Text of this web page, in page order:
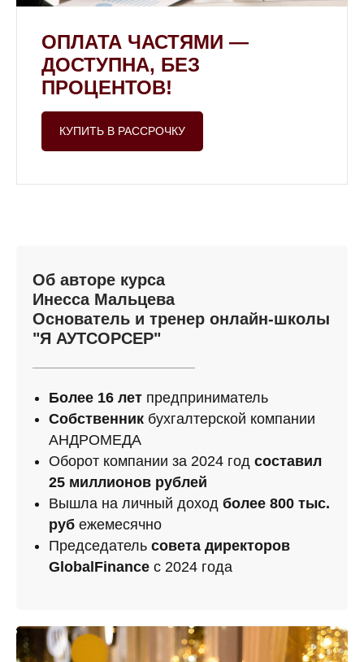
ОПЛАТА ЧАСТЯМИ —
ДОСТУПНА, БЕЗ
ПРОЦЕНТОВ!
КУПИТЬ В РАССРОЧКУ
Об авторе курса
Инесса Мальцева
Основатель и тренер онлайн-школы
"Я АУТСОРСЕР"
Более 16 лет предприниматель
Собственник бухгалтерской компании
АНДРОМЕДА
Оборот компании за 2024 год составил
25 миллионов рублей
Вышла на личный доход более 800 тыс.
руб ежемесячно
Председатель совета директоров
GlobalFinance c 2024 года